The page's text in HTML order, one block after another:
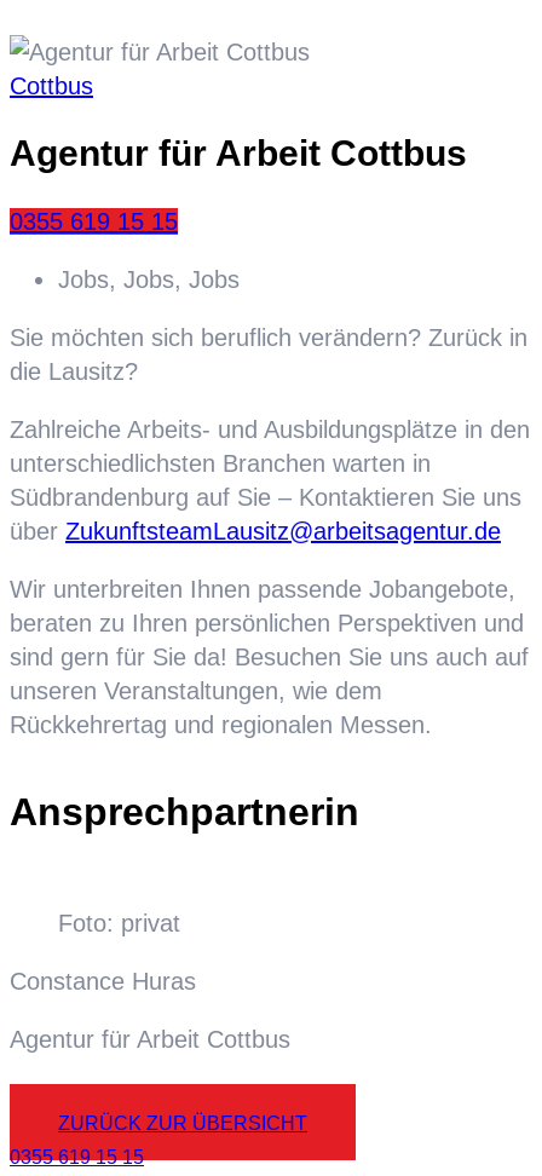
Cottbus
Agentur für Arbeit Cottbus
0355 619 15 15
Jobs, Jobs, Jobs
Sie möchten sich beruflich verändern? Zurück in
die Lausitz?
Zahlreiche Arbeits- und Ausbildungsplätze in den
unterschiedlichsten Branchen warten in
Südbrandenburg auf Sie – Kontaktieren Sie uns
über ZukunftsteamLausitz@arbeitsagentur.de
Wir unterbreiten Ihnen passende Jobangebote,
beraten zu Ihren persönlichen Perspektiven und
sind gern für Sie da! Besuchen Sie uns auch auf
unseren Veranstaltungen, wie dem
Rückkehrertag und regionalen Messen.
Ansprechpartnerin
Foto: privat
Constance Huras
Agentur für Arbeit Cottbus
ZURÜCK ZUR ÜBERSICHT
0355 619 15 15